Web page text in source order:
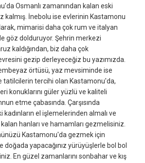
Osmanlı zamanından kalan eski
kalmış. İnebolu ise evlerinin Kastamonu
mimarisi daha çok rum ve italyan
göz dolduruyor. Şehrin merkezi
kaldığından, biz daha çok
gezip derleyeceğiz bu yazımızda.
örtüsü, yaz mevsiminde ise
tatilcilerin tercihi olan Kastamonu'da,
konuklarını güler yüzlü ve kaliteli
etme çabasında. Çarşısında
el işlemelerinden almalı ve
hanları ve hamamları gezmelisiniz.
Kastamonu'da gezmek için
doğada yapacağınız yürüyüşlerle bol bol
En güzel zamanlarını sonbahar ve kış